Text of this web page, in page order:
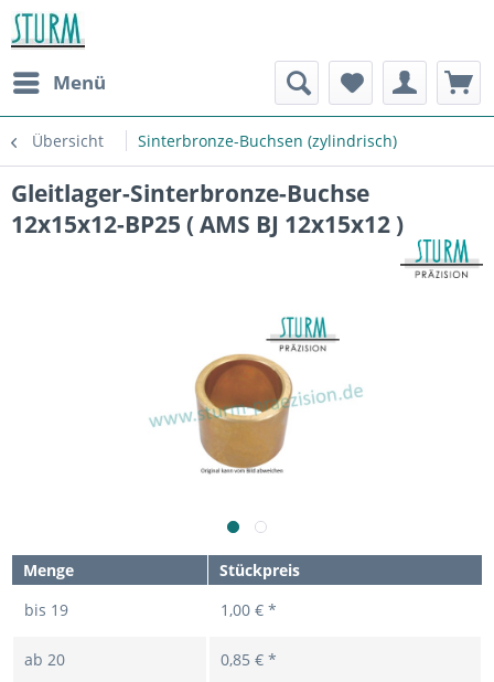
Menü
Übersicht Sinterbronze-Buchsen (zylindrisch)
Gleitlager-Sinterbronze-Buchse
12x15x12-BP25 ( AMS BJ 12x15x12 )
Menge
Stückpreis
bis 19 1,00 € *
ab 20 0,85 € *